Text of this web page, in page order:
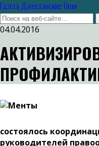
Газета Дагестанские Огни
04.04.2016
состоялось
руководителей